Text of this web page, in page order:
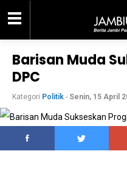
Barisan Muda
DPC
Kategori Politik - Senin, 15 April